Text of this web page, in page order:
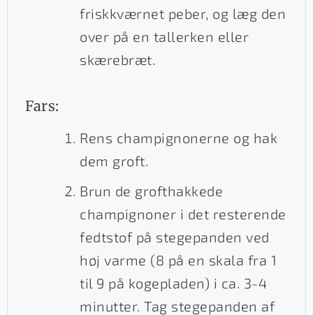
friskkværnet peber, og læg den
over på en tallerken eller
skærebræt.
Fars:
Rens champignonerne og hak
dem groft.
Brun de grofthakkede
champignoner i det resterende
fedtstof på stegepanden ved
høj varme (8 på en skala fra 1
til 9 på kogepladen) i ca. 3-4
minutter. Tag stegepanden af